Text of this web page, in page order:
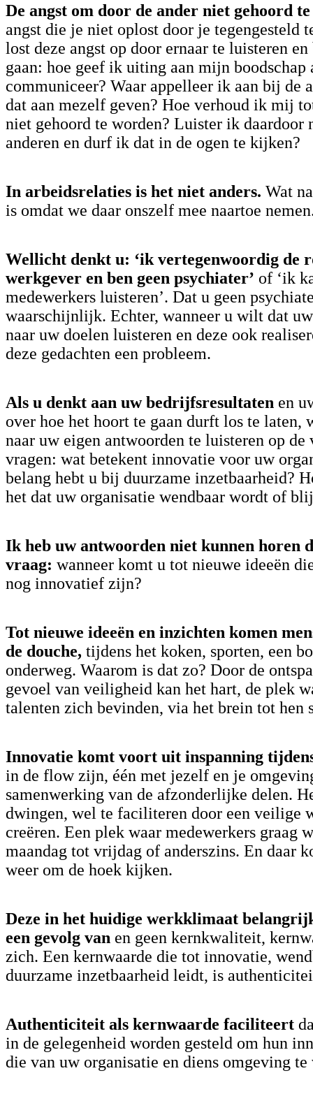
De angst om door de ander niet gehoord
angst die je niet oplost door je tegengesteld
lost deze angst op door ernaar te luisteren
gaan: hoe geef ik uiting aan mijn boodschap
communiceer? Waar appelleer ik aan bij de
dat aan mezelf geven? Hoe verhoud ik mij
niet gehoord te worden? Luister ik daardoor
anderen en durf ik dat in de ogen te kijken?
In arbeidsrelaties is het niet anders. Wat
is omdat we daar onszelf mee naartoe
Wellicht denkt u: ‘ik vertegenwoordig de
werkgever en ben geen psychiater’ of ‘ik
medewerkers luisteren’. Dat u geen
waarschijnlijk. Echter, wanneer u wilt dat
naar uw doelen luisteren en deze ook
deze gedachten een probleem.
Als u denkt aan uw bedrijfsresultaten en
over hoe het hoort te gaan durft los te laten,
naar uw eigen antwoorden te luisteren op de
vragen: wat betekent innovatie voor uw
belang hebt u bij duurzame inzetbaarheid?
het dat uw organisatie wendbaar wordt of
Ik heb uw antwoorden niet kunnen horen
vraag: wanneer komt u tot nieuwe ideeën
nog innovatief zijn?
Tot nieuwe ideeën en inzichten komen
de douche, tijdens het koken, sporten, een
onderweg. Waarom is dat zo? Door de
gevoel van veiligheid kan het hart, de plek
talenten zich bevinden, via het brein tot hen
Innovatie komt voort uit inspanning
in de flow zijn, één met jezelf en je
samenwerking van de afzonderlijke delen.
dwingen, wel te faciliteren door een veilige
creëren. Een plek waar medewerkers graag
maandag tot vrijdag of anderszins. En daar
weer om de hoek kijken.
Deze in het huidige werkklimaat
een gevolg van en geen kernkwaliteit,
zich. Een kernwaarde die tot innovatie,
duurzame inzetbaarheid leidt, is
Authenticiteit als kernwaarde faciliteert
in de gelegenheid worden gesteld om hun
die van uw organisatie en diens omgeving te